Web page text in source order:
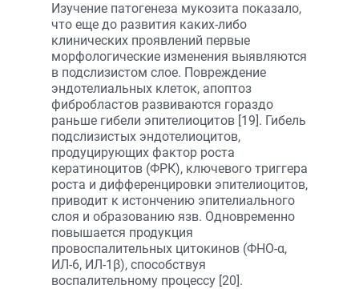
Изучение патогенеза мукозита показало,
что еще до развития каких-либо
клинических проявлений первые
морфологические изменения выявляются
в подслизистом слое. Повреждение
эндотелиальных клеток, апоптоз
фибробластов развиваются гораздо
раньше гибели эпителиоцитов [19]. Гибель
подслизистых эндотелиоцитов,
продуцирующих фактор роста
кератиноцитов (ФРК), ключевого триггера
роста и дифференцировки эпителиоцитов,
приводит к истончению эпителиального
слоя и образованию язв. Одновременно
повышается продукция
провоспалительных цитокинов (ФНО-α,
ИЛ-6, ИЛ-1β), способствуя
воспалительному процессу [20].